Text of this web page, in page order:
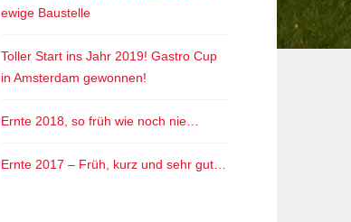
ewige Baustelle
Toller Start ins Jahr 2019! Gastro Cup
in Amsterdam gewonnen!
Ernte 2018, so früh wie noch nie…
Ernte 2017 – Früh, kurz und sehr gut…